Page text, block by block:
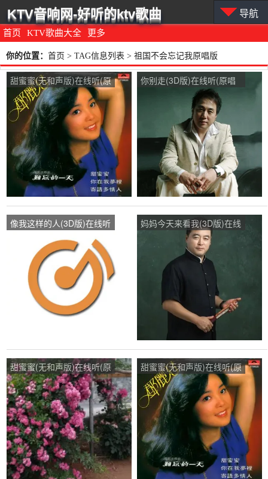
首页 KTV歌曲大全 更多
KTV音响网-好听的ktv歌曲 导航
你的位置： 首页 > TAG信息列表 > 祖国不会忘记我原唱版
甜蜜蜜(无和声版)在线听(原
唱是邓丽君)，绿叶演唱点
播:22次
你别走(3D版)在线听(原唱
是于凤翔)，蝴蝶演唱点
像我这样的人(3D版)在线听
(原唱是毛不易)，心.安演唱
点播:28次
妈妈今天来看我(3D版)在线
听(原唱是魏三)，老者演唱
甜蜜蜜(无和声版)在线听(原
唱是邓丽君)，你来的刚
好。演唱点播:102次
甜蜜蜜(无和声版)在线听(原
唱是邓丽君)，平安演唱点
播:20次